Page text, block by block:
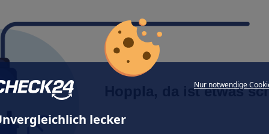
Nur notwendige
lecker
Hoppla, da ist etwas